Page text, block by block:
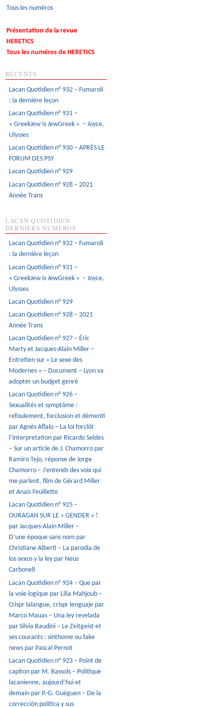
Tous les numéros
Présentation de la revue
HERETICS
Tous les numéros de HERETICS
RÉCENTS
Lacan Quotidien n° 932 – Fumaroli
: la dernière leçon
Lacan Quotidien n° 931 –
« GreekJew is JewGreek » – Joyce,
Ulysses
Lacan Quotidien n° 930 – APRÈS LE
FORUM DES PSY
Lacan Quotidien n° 929
Lacan Quotidien n° 928 – 2021
Année Trans
LACAN QUOTIDIEN
DERNIERS NUMÉROS
Lacan Quotidien n° 932 – Fumaroli
: la dernière leçon
Lacan Quotidien n° 931 –
« GreekJew is JewGreek » – Joyce,
Ulysses
Lacan Quotidien n° 929
Lacan Quotidien n° 928 – 2021
Année Trans
Lacan Quotidien n° 927 – Éric
Marty et Jacques-Alain Miller –
Entretien sur « Le sexe des
Modernes » – Document – Lyon va
adopter un budget genré
Lacan Quotidien n° 926 –
Sexualités et symptôme :
refoulement, forclusion et démenti
par Agnès Aflalo – La loi forclôt
l’interpretation par Ricardo Seldes
– Sur un article de J. Chamorro par
Ramiro Tejo, réponse de Jorge
Chamorro – J’entends des voix qui
me parlent, film de Gérard Miller
et Anaïs Feuillette
Lacan Quotidien n° 925 –
OURAGAN SUR LE « GENDER » !
par Jacques-Alain Miller –
D’une époque sans nom par
Christiane Alberti – La parodia de
los sexos y la ley par Neus
Carbonell
Lacan Quotidien n° 924 – Que par
la voie logique par Lilia Mahjoub –
Crispr lalangue, crispr lenguaje par
Marco Mauas – Una ley revelada
par Silvia Baudini – Le Zeitgeist et
ses courants : sinthome ou fake
news par Pascal Pernot
Lacan Quotidien n° 923 – Point de
capiton par M. Bassols – Politique
lacanienne, aujourd’hui et
demain par P.-G. Guéguen – De la
corrección política y sus